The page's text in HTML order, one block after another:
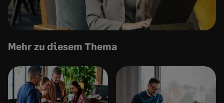
Mehr zu diesem Thema